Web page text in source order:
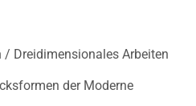
/ Dreidimensionales Arbeiten
der Moderne